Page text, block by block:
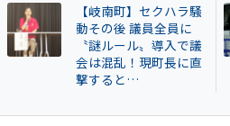
【和歌山自民】世耕弘
成氏が復党で 保守分裂
の和歌山市長選にも影
響 ！世耕派・尾崎太郎
県議が有力候補へ